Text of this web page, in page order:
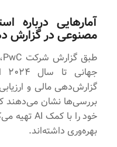
آمارهایی درباره
مصنوعی در گزارش‌
گزارش‌دهی مالی و
بررسی‌ها نشان می‌دهند
بهره‌وری داشته‌اند.